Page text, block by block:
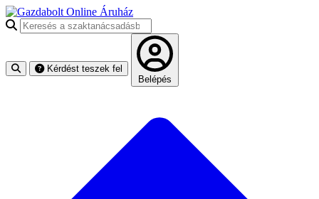
Keresés a szaktanácsadásban
Kérdést teszek fel
Belépés